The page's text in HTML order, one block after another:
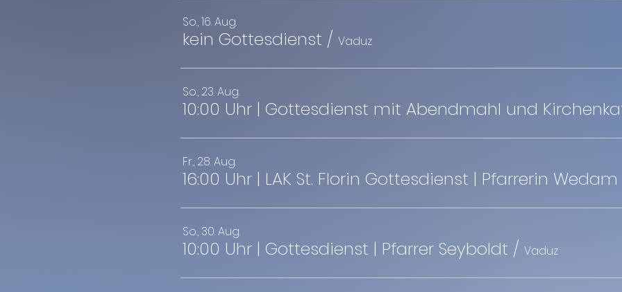
So., 16. Aug.
kein Gottesdienst / Vaduz
So., 23. Aug.
Fr., 28. Aug.
16:00 Uhr | LAK St. Florin Gottesdienst | Pfarrerin Wedam
So., 30. Aug.
10:00 Uhr | Gottesdienst | Pfarrer Seyboldt / Vaduz